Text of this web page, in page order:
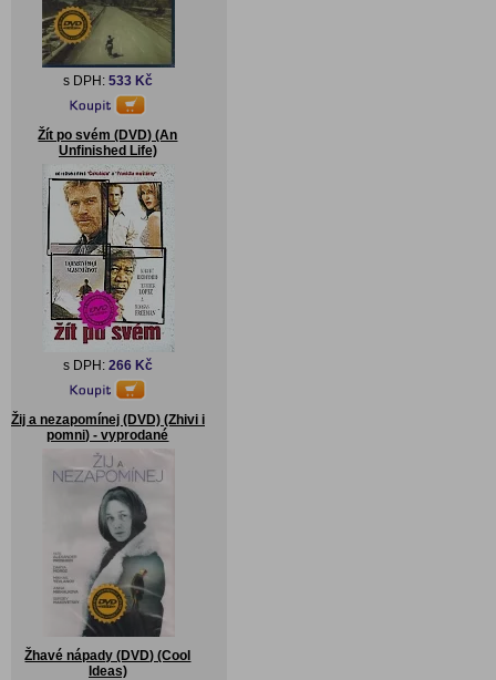
s DPH: 533 Kč
Žít po svém (DVD) (An
Unfinished Life)
s DPH: 266 Kč
Žij a nezapomínej (DVD) (Zhivi i
pomni) - vyprodané
Žhavé nápady (DVD) (Cool
Ideas)